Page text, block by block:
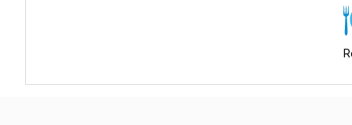
desfrutar de passeios de lazer ao longo da praia,
reflexão. A natureza intocada da ilha de Bamboo oferece uma
espera-o com uma variedade de pratos tradicionais